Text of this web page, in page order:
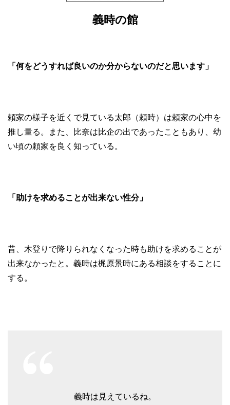
義時の館
「何をどうすれば良いのか分からないのだと思います」
頼家の様子を近くで見ている太郎（頼時）は頼家の心中を
推し量る。また、比奈は比企の出であったこともあり、幼
い頃の頼家を良く知っている。
「助けを求めることが出来ない性分」
昔、木登りで降りられなくなった時も助けを求めることが
出来なかったと。義時は梶原景時にある相談をすることに
する。
義時は見えているね。